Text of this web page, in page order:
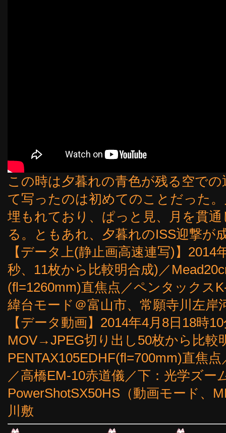
この時は夕暮れの青色が残る空で
て写ったのは初めてのことだった
埋もれており、ぱっと見、月を貫
る。ともあれ、夕暮れのISS迎撃が
【データ上(静止画高速連写)】2014
秒、11枚から比較明合成)／
(fl=1260mm)直焦点／ペンタックス
緯台モード＠富山市、常願寺川左岸
【データ動画】2014年4月8日18時
MOV→JPEG切り出し50枚から比較
PENTAX105EDHF(fl=700mm)直焦
／高橋EM-10赤道儀／下：光学ズー
PowerShotSX50HS（動画モード、
川敷